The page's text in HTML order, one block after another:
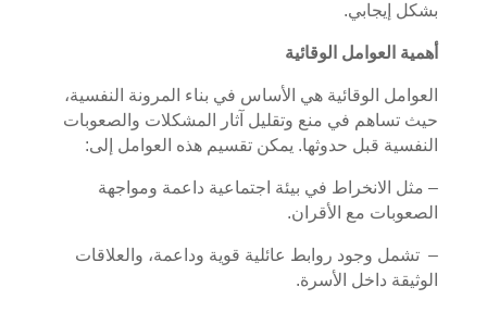
بشكل إيجابي.
أهمية العوامل الوقائية
العوامل الوقائية هي الأساس في بناء المرونة النفسية،
حيث تساهم في منع وتقليل آثار المشكلات والصعوبات
النفسية قبل حدوثها. يمكن تقسيم هذه العوامل إلى:
– مثل الانخراط في بيئة اجتماعية داعمة ومواجهة
الصعوبات مع الأقران.
– تشمل وجود روابط عائلية قوية وداعمة، والعلاقات
الوثيقة داخل الأسرة.